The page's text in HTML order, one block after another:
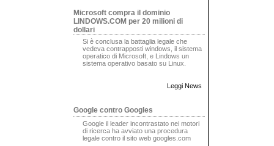
Microsoft compra il dominio
LINDOWS.COM per 20 milioni di
dollari
Si è conclusa la battaglia legale che
vedeva contrapposti windows, il sistema
operatico di Microsoft, e Lindows un
sistema operativo basato su Linux.
Leggi News
Google contro Googles
Google il leader incontrastato nei motori
di ricerca ha avviato una procedura
legale contro il sito web googles.com